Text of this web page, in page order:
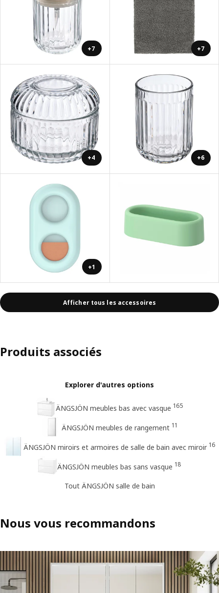
+7 +7
+4 +6
+1
Afficher tous les accessoires
Produits associés
Explorer d'autres options
ÄNGSJÖN meubles bas avec vasque 165
ÄNGSJÖN meubles de rangement 11
ÄNGSJÖN miroirs et armoires de salle de bain avec miroir 16
ÄNGSJÖN meubles bas sans vasque 18
Tout ÄNGSJÖN salle de bain
Nous vous recommandons